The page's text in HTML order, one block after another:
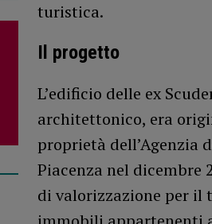
turistica.
Il progetto
L’edificio delle ex
architettonico, era
proprietà dell’Agenzia
Piacenza nel dicembre
di valorizzazione per